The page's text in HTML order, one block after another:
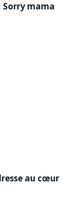
Sorry mama
au cœur